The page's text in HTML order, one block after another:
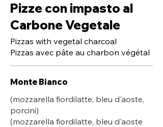
Pizze con impasto al
Carbone Vegetale
Pizzas with vegetal charcoal
Pizzas avec pâte au charbon végétal
Monte Bianco
(mozzarella fiordilatte, bleu d'aoste,
porcini)
(mozzarella fiordilatte, bleu d'aoste